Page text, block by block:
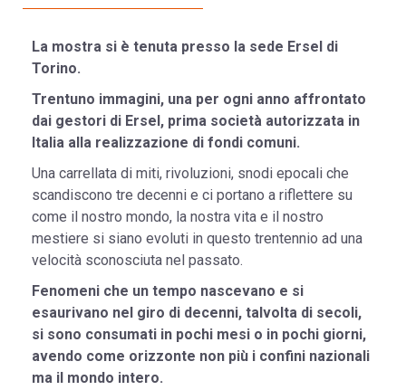
La mostra si è tenuta presso la sede Ersel di
Torino.
Trentuno immagini, una per ogni anno affrontato
dai gestori di Ersel, prima società autorizzata in
Italia alla realizzazione di fondi comuni.
Una carrellata di miti, rivoluzioni, snodi epocali che
scandiscono tre decenni e ci portano a riflettere su
come il nostro mondo, la nostra vita e il nostro
mestiere si siano evoluti in questo trentennio ad una
velocità sconosciuta nel passato.
Fenomeni che un tempo nascevano e si
esaurivano nel giro di decenni, talvolta di secoli,
si sono consumati in pochi mesi o in pochi giorni,
avendo come orizzonte non più i confini nazionali
ma il mondo intero.